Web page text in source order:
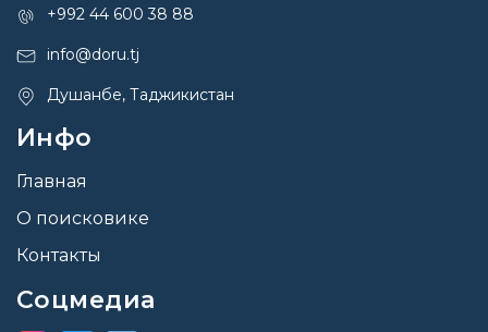
+992 44 600 38 88
info@doru.tj
Душанбе, Таджикистан
Инфо
Главная
О поисковике
Контакты
Соцмедиа